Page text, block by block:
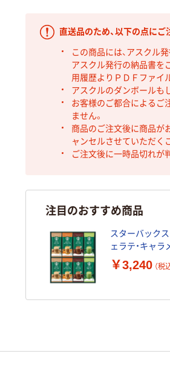
直送品のため、以下の点にご
この商品には、アスクル
アスクル発行の納品書を
用履歴よりＰＤＦファイ
アスクルのダンボールも
お客様のご都合によるご
ません。
商品のご注文後に商品が
ャンセルさせていただく
ご注文後に一時品切れが
注目のおすすめ商品
スターバック
ェラテ・キャラ
￥3,240 （税